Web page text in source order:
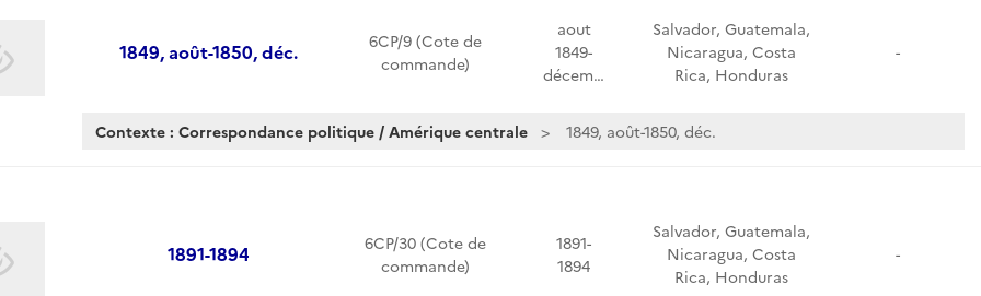
1849, août-1850, déc.
6CP/9 (Cote de
commande)
aout
1849-
décem…
Salvador, Guatemala,
Nicaragua, Costa
Rica, Honduras
-
Contexte : Correspondance politique / Amérique centrale 1849, août-1850, déc.
1891-1894
6CP/30 (Cote de
commande)
1891-
1894
Salvador, Guatemala,
Nicaragua, Costa
Rica, Honduras
-